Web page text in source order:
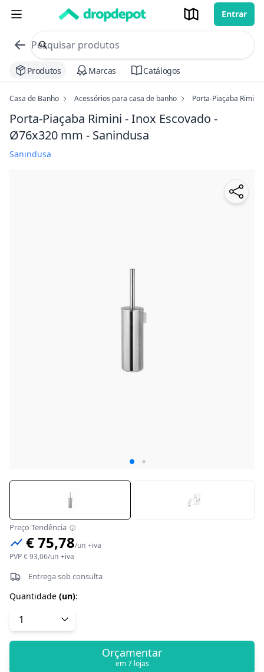
Entrar
commerce search no header
Procurar
Produtos Marcas Catálogos
Casa de Banho Acessórios para casa de banho Porta-Piaçaba Rimini
Porta-Piaçaba Rimini - Inox Escovado -
Ø76x320 mm - Sanindusa
Sanindusa
Preço Tendência
€ 75,78/un +iva
PVP€ 93,06/un +iva
Entrega sob consulta
Quantidade (un):
Orçamentar
em 7 lojas